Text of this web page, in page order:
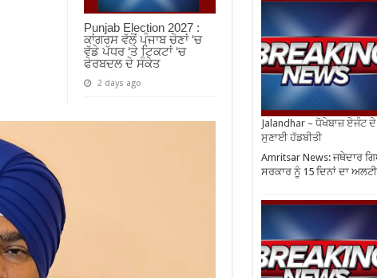
Punjab Election 2027 :
ਕਾਂਗਰਸ ਵੱਲੋਂ ਪੰਜਾਬ ਚੋਣਾਂ ‘ਚ
ਵੱਡੇ ਪੱਧਰ ‘ਤੇ ਟਿਕਟਾਂ ‘ਚ
ਫੇਰਬਦਲ ਦੇ ਸੰਕੇਤ
2 days ago
Jalandhar – ਧੋਖੇਬਾਜ਼ ਏਜੰਟ
ਸੁਣਾਈ ਹੱਡਬੀਤੀ
Amritsar News: ਜਥੇਦਾਰ
ਸਰਕਾਰ ਨੂੰ 15 ਦਿਨਾਂ ਦਾ